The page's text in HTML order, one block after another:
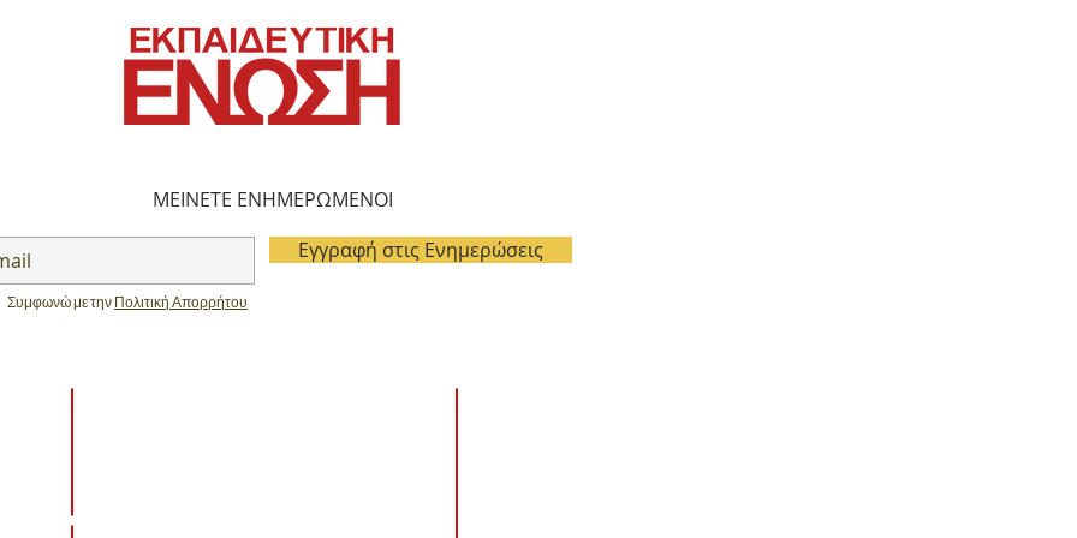
ΜΕΙΝΕΤΕ ΕΝΗΜΕΡΩΜΕΝΟΙ
Εγγραφή στις Ενημερώσεις
Συμφωνώ με τηνΠολιτική Απορρήτου